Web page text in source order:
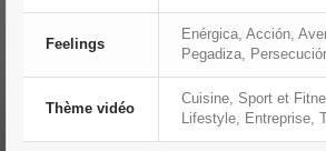
Feelings
Enérgica, Acción,
Pegadiza,
Thème vidéo
Cuisine, Sport et
Lifestyle, Entreprise,